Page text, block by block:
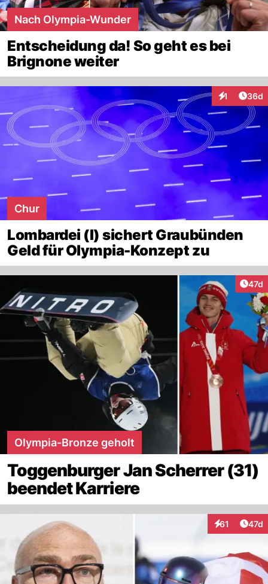
Nach Olympia-Wunder
Entscheidung da! So geht es bei
Brignone weiter
1
Interaktionen
36d
Chur
Lombardei (I) sichert Graubünden
Geld für Olympia-Konzept zu
47d
Olympia-Bronze geholt
Toggenburger Jan Scherrer (31)
beendet Karriere
61
Interaktionen
47d